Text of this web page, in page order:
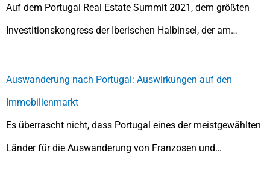
Auf dem Portugal Real Estate Summit 2021, dem größten
Investitionskongress der Iberischen Halbinsel, der am…
Auswanderung nach Portugal: Auswirkungen auf den
Immobilienmarkt
Es überrascht nicht, dass Portugal eines der meistgewählten
Länder für die Auswanderung von Franzosen und…